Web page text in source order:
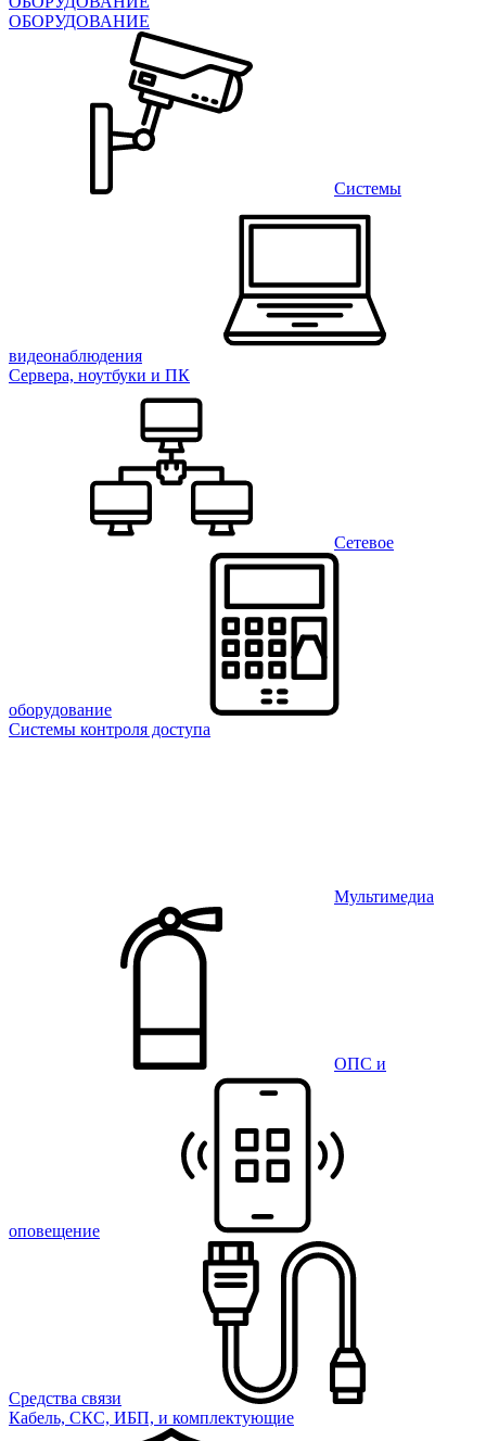
ОБОРУДОВАНИЕ
Системы
видеонаблюдения
Сервера, ноутбуки и ПК
Сетевое
оборудование
Системы контроля доступа
Мультимедиа
ОПС и
оповещение
Средства связи
Кабель, СКС, ИБП, и комплектующие